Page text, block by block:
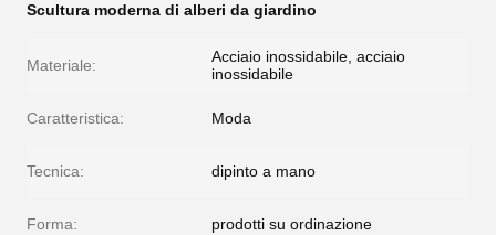
Scultura moderna di alberi da giardino
Materiale:
Acciaio inossidabile, acciaio
inossidabile
Caratteristica: Moda
Tecnica: dipinto a mano
Forma: prodotti su ordinazione